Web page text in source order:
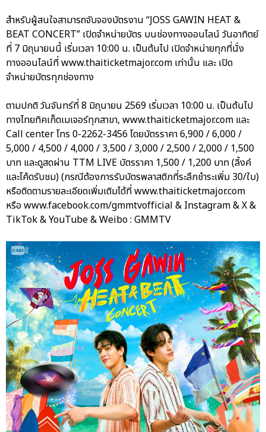
สำหรับผู้สนใจสามารถจับจองบัตรงาน “JOSS GAWIN HEAT &
BEAT CONCERT” เปิดจำหน่ายบัตร บนช่องทางออนไลน์ วันอาทิตย์
ที่ 7 มิถุนายนนี้ เริ่มเวลา 10:00 น. เป็นต้นไป เปิดจำหน่ายทุกที่นั่ง
ทางออนไลน์ที่ www.thaiticketmajor.com เท่านั้น และ เปิด
จำหน่ายบัตรทุกช่องทาง
ตามปกติ วันจันทร์ที่ 8 มิถุนายน 2569 เริ่มเวลา 10:00 น. เป็นต้นไป
ทางไทยทิคเก็ตเมเจอร์ทุกสาขา, www.thaiticketmajor.com และ
Call center โทร 0-2262-3456 โดยบัตรราคา 6,900 / 6,000 /
5,000 / 4,500 / 4,000 / 3,500 / 3,000 / 2,500 / 2,000 / 1,500
บาท และดูสดผ่าน TTM LIVE บัตรราคา 1,500 / 1,200 บาท (ลิ้งค์
และโค้ดรับชม) (กรณีต้องการรับบัตรพลาสติกที่ระลึกชำระเพิ่ม 30/ใบ)
หรือติดตามรายละเอียดเพิ่มเติมได้ที่ www.thaiticketmajor.com
หรือ www.facebook.com/gmmtvofficial & Instagram & X &
TikTok & YouTube & Weibo : GMMTV